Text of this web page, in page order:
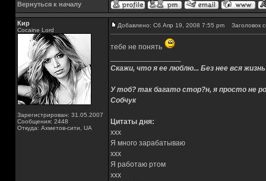
Вернуться к началу
Кир
Cocaine Lord
Зарегистрирован: 31.05.2007
Сообщения: 2448
Откуда: Ахметов-сити, UA
Добавлено: Сб Апр 19, 2008 7:55 pm Заголовок
тебе не понять
Скажи, что я ее люблю... Без нее вся
У тоб? так багато стор?н, я просто не
Собчук
Цитаты дня:
xxx
Я много зарабатываю
xxx
Я работаю ртом
xxx